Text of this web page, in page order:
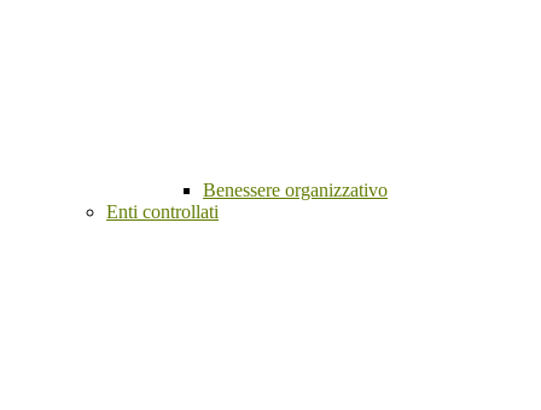
Benessere organizzativo
Enti controllati